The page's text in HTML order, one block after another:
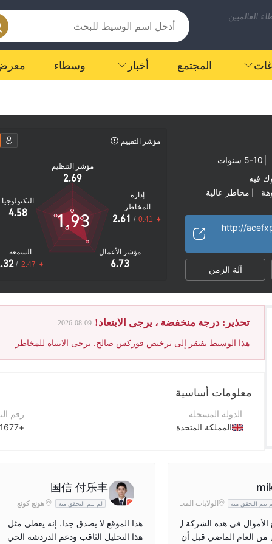
العالميين
المجتمع أخبار وسطاء
5-10 سنوات
فيه
مخاطر عالية
http://
آلة الزمن
مؤشر التقييم
مؤشر التنظيم
2.69
التكنولوجيا
4.58
السمعة
/ 2.47
مؤشر الأعمال
6.73
إدارة
المخاطر
2.61 / 0.41
1.93
تحذير: درجة منخفضة ، يرجى الابتعاد! 2026-08-09
هذا الوسيط يفتقر إلى ترخيص فوركس صالح. يرجى الانتباه للمخاطر
معلومات أساسية
الدولة المسجلة
المملكة المتحدة
رقم
+971600521677
يتم التحقق منه
الولايات المت
الأموال في هذه الشركة ل
من العام الماضي قبل أن
国信 付乐丰
لم يتم التحقق منه هونغ كونغ
هذا الموقع لا يصدق جدا. إنه يعطي مثل
هذا التحليل الثاقب ودعم الدردشة الحي